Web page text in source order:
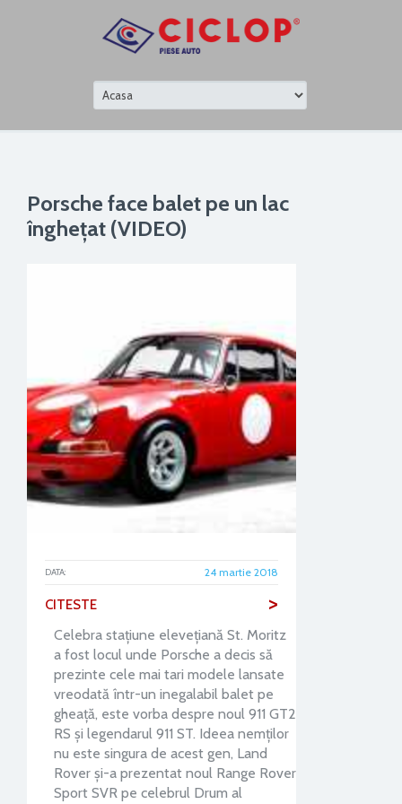
Porsche face balet pe un lac
înghețat (VIDEO)
DATA: 24 martie 2018
CITESTE >
Celebra stațiune elevețiană St. Moritz
a fost locul unde Porsche a decis să
prezinte cele mai tari modele lansate
vreodată într-un inegalabil balet pe
gheață, este vorba despre noul 911 GT2
RS și legendarul 911 ST. Ideea nemților
nu este singura de acest gen, Land
Rover și-a prezentat noul Range Rover
Sport SVR pe celebrul Drum al